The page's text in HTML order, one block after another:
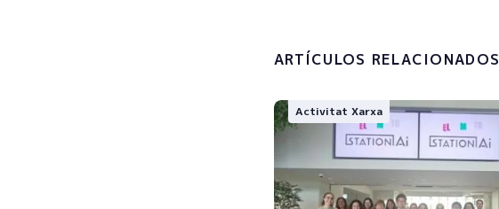
ARTÍCULOS RELACIONADOS
Activitat Xarxa